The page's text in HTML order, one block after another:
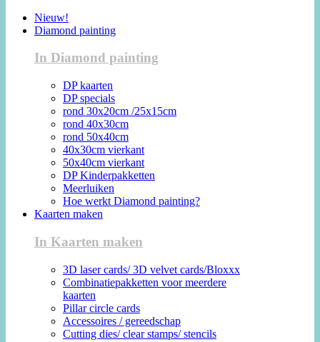
Nieuw!
Diamond painting
In Diamond painting
DP kaarten
DP specials
rond 30x20cm /25x15cm
rond 40x30cm
rond 50x40cm
40x30cm vierkant
50x40cm vierkant
DP Kinderpakketten
Meerluiken
Hoe werkt Diamond painting?
Kaarten maken
In Kaarten maken
3D laser cards/ 3D velvet cards/Bloxxx
Combinatiepakketten voor meerdere
kaarten
Pillar circle cards
Accessoires / gereedschap
Cutting dies/ clear stamps/ stencils